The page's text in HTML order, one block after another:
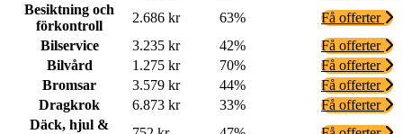
Besiktning och
förkontroll
2.686 kr 63%
Få offerter
Bilservice
3.235 kr 42%
Få offerter
Bilvård
1.275 kr 70%
Få offerter
Bromsar
3.579 kr 44%
Få offerter
Dragkrok
6.873 kr 33%
Få offerter
Däck, hjul &